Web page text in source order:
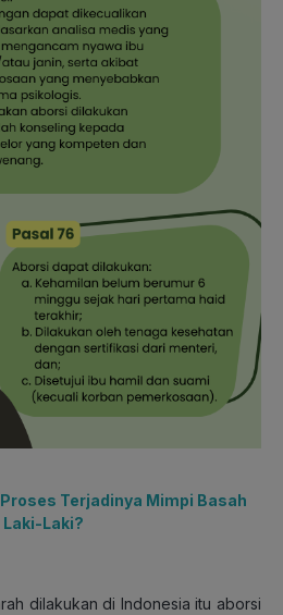
Terjadinya Mimpi Basah
Laki-Laki?
dilakukan di Indonesia itu aborsi